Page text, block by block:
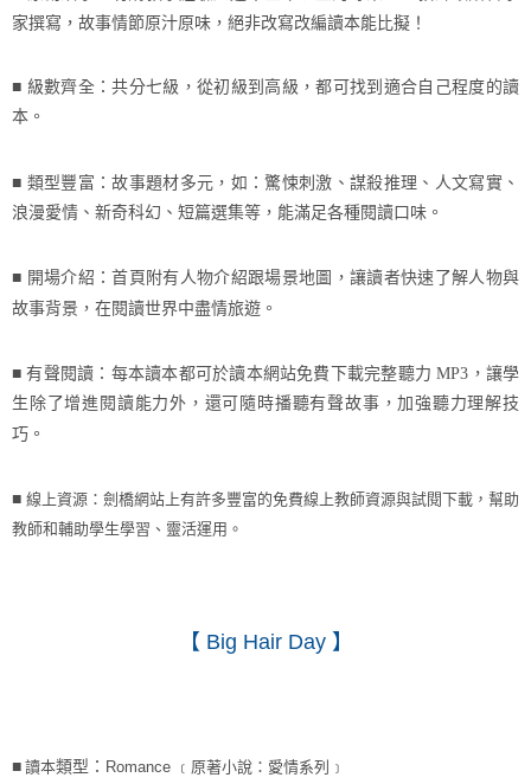
家撰寫，故事情節原汁原味，絕非改寫改編讀本能比擬！
■ 級數齊全：共分七級，從初級到高級，都可找到適合自己程度的讀
本。
■ 類型豐富：故事題材多元，如：驚悚刺激、謀殺推理、人文寫實、
浪漫愛情、新奇科幻、短篇選集等，能滿足各種閱讀口味。
■ 開場介紹：首頁附有人物介紹跟場景地圖，讓讀者快速了解人物與
故事背景，在閱讀世界中盡情旅遊。
■ 有聲閱讀：每本讀本都可於讀本網站免費下載完整聽力 MP3 ，讓學
生除了增進閱讀能力外，還可隨時播聽有聲故事，加強聽力理解技
巧。
■ 線上資源：劍橋網站上有許多豐富的免費線上教師資源與試閱下載，幫助
教師和輔助學生學習、靈活運用。
【 Big Hair Day 】
■ 讀本類型： Romance ﹝原著小說：愛情系列﹞